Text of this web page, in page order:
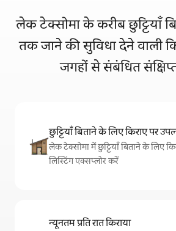
लेक टेक्सोमा के करीब छुट्टियाँ
तक जाने की सुविधा देने वाली
जगहों से संबंधित
छुट्टियाँ बिताने के लिए किराए पर
लेक टेक्सोमा में छुट्टियाँ बिताने के लिए
लिस्टिंग एक्सप्लोर करें
न्यूनतम प्रति रात किराया